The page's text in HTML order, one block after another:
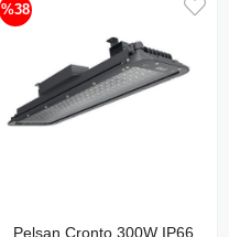
Pelsan Cronto 300W IP66
%38